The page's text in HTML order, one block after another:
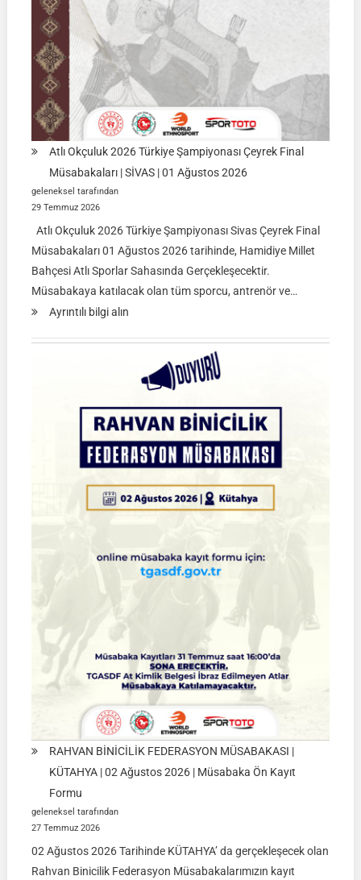
Atlı Okçuluk 2026 Türkiye Şampiyonası Çeyrek Final
Müsabakaları | SİVAS | 01 Ağustos 2026
geleneksel tarafından
29 Temmuz 2026
Atlı Okçuluk 2026 Türkiye Şampiyonası Sivas Çeyrek Final
Müsabakaları 01 Ağustos 2026 tarihinde, Hamidiye Millet
Bahçesi Atlı Sporlar Sahasında Gerçekleşecektir.
Müsabakaya katılacak olan tüm sporcu, antrenör ve…
Ayrıntılı bilgi alın:
2026
Türkiye
Şampiyonası
Çeyrek
Final
|
01
RAHVAN BİNİCİLİK FEDERASYON MÜSABAKASI |
KÜTAHYA | 02 Ağustos 2026 | Müsabaka Ön Kayıt
Formu
geleneksel tarafından
27 Temmuz 2026
02 Ağustos 2026 Tarihinde KÜTAHYA’ da gerçekleşecek olan
Rahvan Binicilik Federasyon Müsabakalarımızın kayıt